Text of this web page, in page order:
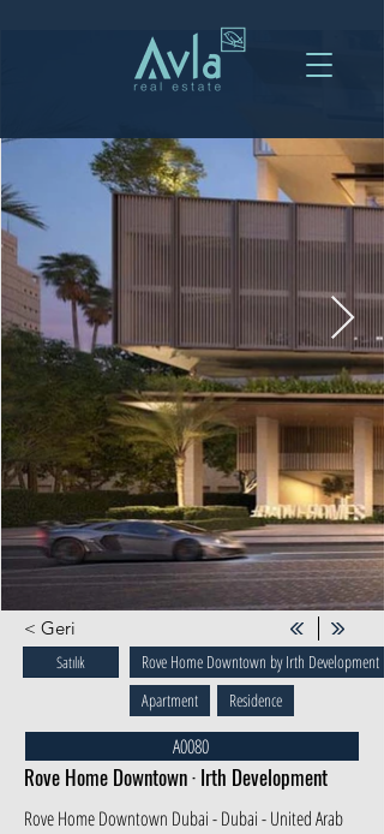
< Geri
Satılık
Rove Home Downtown by Irth Development
Apartment
Residence
A0080
Rove Home Downtown · Irth Development
Rove Home Downtown Dubai - Dubai - United Arab